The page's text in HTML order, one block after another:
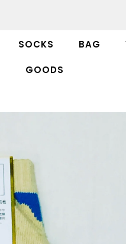
SOCKS BAG
GOODS